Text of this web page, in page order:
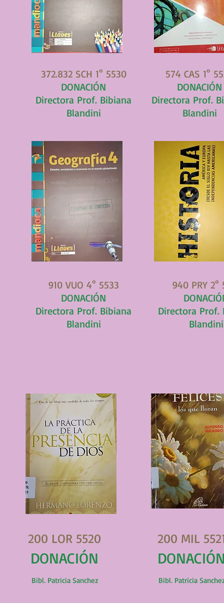
372.832 SCH 1° 5530
DONACIÓN
Directora Prof. Bibiana
Blandini
574 CAS 1°
DONACIÓN
Directora Prof.
Blandini
910 VUO 4° 5533
DONACIÓN
Directora Prof. Bibiana
Blandini
940 PRY 2°
Directora Prof.
Blandini
200 LOR 5520
DONACIÓN
Bibl. Patricia Sanchez
200 MIL
Bibl. Patricia